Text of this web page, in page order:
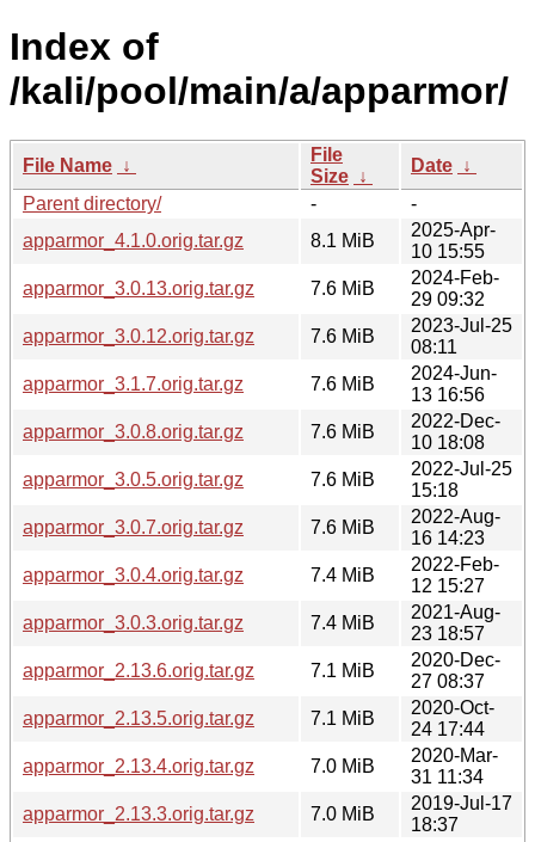
Index of
/kali/pool/main/a/apparmor/
File Name ↓
File
Size ↓
Date ↓
Parent directory/
-
-
apparmor_4.1.0.orig.tar.gz
8.1 MiB
2025-Apr-
10 15:55
apparmor_3.0.13.orig.tar.gz
7.6 MiB
2024-Feb-
29 09:32
apparmor_3.0.12.orig.tar.gz
7.6 MiB
2023-Jul-25
08:11
apparmor_3.1.7.orig.tar.gz
7.6 MiB
2024-Jun-
13 16:56
apparmor_3.0.8.orig.tar.gz
7.6 MiB
2022-Dec-
10 18:08
apparmor_3.0.5.orig.tar.gz
7.6 MiB
2022-Jul-25
15:18
apparmor_3.0.7.orig.tar.gz
7.6 MiB
2022-Aug-
16 14:23
apparmor_3.0.4.orig.tar.gz
7.4 MiB
2022-Feb-
12 15:27
apparmor_3.0.3.orig.tar.gz
7.4 MiB
2021-Aug-
23 18:57
apparmor_2.13.6.orig.tar.gz
7.1 MiB
2020-Dec-
27 08:37
apparmor_2.13.5.orig.tar.gz
7.1 MiB
2020-Oct-
24 17:44
apparmor_2.13.4.orig.tar.gz
7.0 MiB
2020-Mar-
31 11:34
apparmor_2.13.3.orig.tar.gz
7.0 MiB
2019-Jul-17
18:37